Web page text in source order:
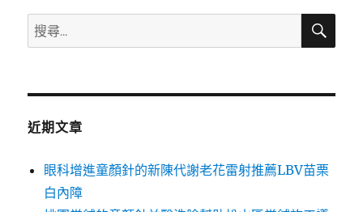
搜
尋
鍵
搜
近期文章
眼科增進童顏針的新陳代謝老花雷射推薦LBV苗栗
白內障